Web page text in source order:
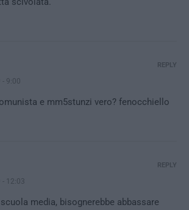
9:00
e mm5stunzi vero? fenocchiello
REPLY
- 12:03
media, bisognerebbe abbassare
REPLY